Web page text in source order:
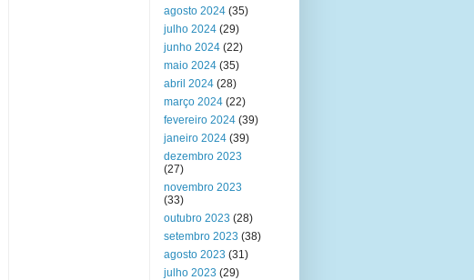
agosto 2024 (35)
julho 2024 (29)
junho 2024 (22)
maio 2024 (35)
abril 2024 (28)
março 2024 (22)
fevereiro 2024 (39)
janeiro 2024 (39)
dezembro 2023
(27)
novembro 2023
(33)
outubro 2023 (28)
setembro 2023 (38)
agosto 2023 (31)
julho 2023 (29)